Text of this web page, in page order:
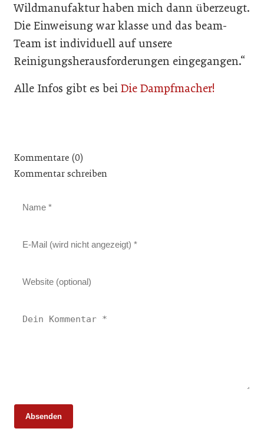
Wildmanufaktur haben mich dann überzeugt.
Die Einweisung war klasse und das beam-
Team ist individuell auf unsere
Reinigungsherausforderungen eingegangen.“
Alle Infos gibt es bei Die Dampfmacher!
Kommentare (0)
Kommentar schreiben
Absenden